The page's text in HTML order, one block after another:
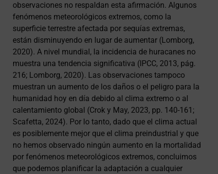
observaciones no respaldan esta afirmación. Algunos
fenómenos meteorológicos extremos, como la
superficie terrestre afectada por sequías extremas,
están disminuyendo en lugar de aumentar (Lomborg,
2020). A nivel mundial, la incidencia de huracanes no
muestra una tendencia significativa (IPCC, 2013, pág.
216; Lomborg, 2020). Las observaciones tampoco
muestran un aumento de los daños o el peligro para la
humanidad hoy en día debido al clima extremo o al
calentamiento global (Crok y May, 2023, pp. 140-161;
Scafetta, 2024). Por lo tanto, dado que el clima actual
es posiblemente mejor que el clima preindustrial y que
no hemos observado ningún aumento en la mortalidad
por fenómenos meteorológicos extremos, concluimos
que podemos planificar la adaptación a cualquier